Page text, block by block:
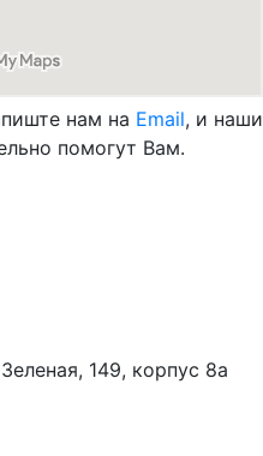
нам на Email, и наши
помогут Вам.
149, корпус 8а